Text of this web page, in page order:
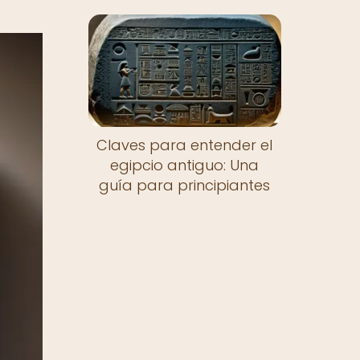
Claves para entender el
egipcio antiguo: Una
guía para principiantes